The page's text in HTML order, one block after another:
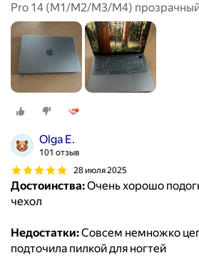
Pro 14 (M1/M2/M3/M4)
Olga E.
101 отзыв
28 июля 2025
Достоинства:Очень хорошо
чехол
Недостатки:Совсем немножко
подточила пилкой для ногтей